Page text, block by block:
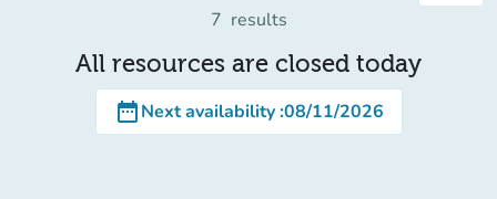
7 results
All resources are closed today
date_rangeNext availability:08/11/2026